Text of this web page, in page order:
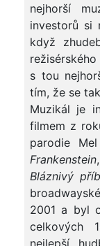
nejhorší
investorů si
když
s tou
tím, že se
Muzikál je
filmem z
parodie
Frankenstein
Bláznivý
2001 a byl
celkových